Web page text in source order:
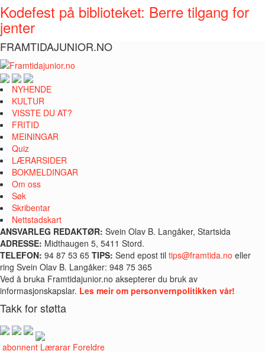
Kodefest på biblioteket: Berre tilgang for
jenter
FRAMTIDAJUNIOR.NO
NYHENDE
KULTUR
VISSTE DU AT?
FRITID
MEININGAR
Quiz
LÆRARSIDER
BOKMELDINGAR
Om oss
Søk
Skribentar
Nettstadskart
ANSVARLEG REDAKTØR: Svein Olav B. Langåker, Startsida
ADRESSE: Midthaugen 5, 5411 Stord.
TELEFON: 94 87 53 65 TIPS: Send epost til tips@framtida.no eller
ring Svein Olav B. Langåker: 948 75 365
Ved å bruka Framtidajunior.no aksepterer du bruk av
informasjonskapslar. Les meir om personvernpolitikken vår!
Takk for støtta
abonnent Lærarar Foreldre